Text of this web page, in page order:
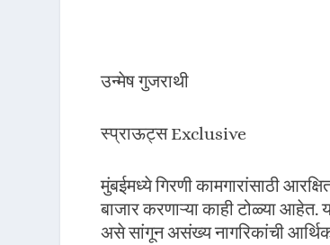
उन्मेष गुजराथी
स्प्राऊट्स Exclusive
मुंबईमध्ये गिरणी कामगारांसाठी
बाजार करणाऱ्या काही टोळ्या आहेत.
असे सांगून असंख्य नागरिकांची